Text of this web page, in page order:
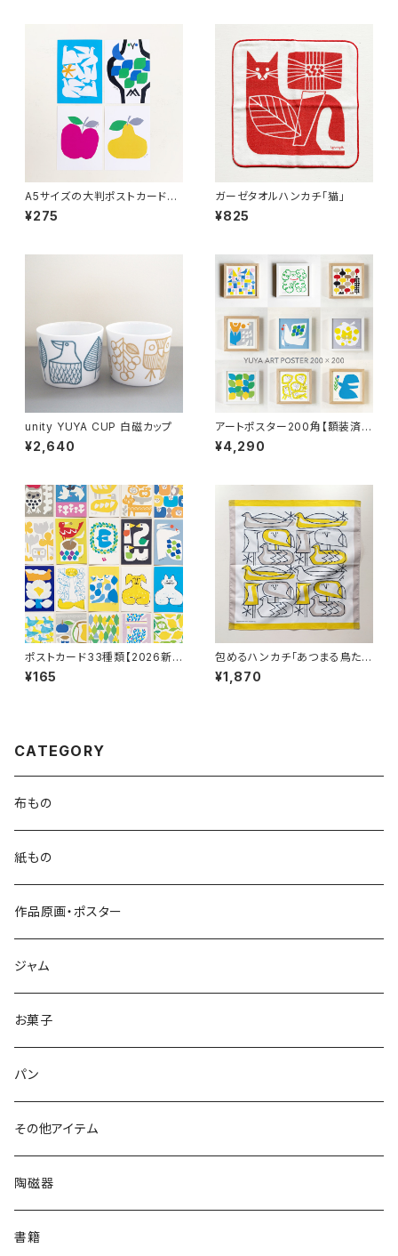
A5サイズの大判ポストカード４
種【2024新商品】
¥275
ガーゼタオルハンカチ「猫」
¥825
unity YUYA CUP 白磁カップ
¥2,640
アートポスター200角【額装済
み】
¥4,290
ポストカード33種類【2026新
作あり】
¥165
包めるハンカチ「あつまる鳥た
ち」
¥1,870
CATEGORY
布もの
紙もの
作品原画・ポスター
ジャム
お菓子
パン
その他アイテム
陶磁器
書籍